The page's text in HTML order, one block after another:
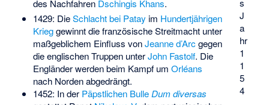
J
a
hr
1
1
5
4
des Nachfahren Dschingis Khans.
1429: DieSchlacht bei Patay im Hundertjährigen
Krieggewinnt die französische Streitmacht unter
maßgeblichem Einfluss vonJeanne d’Arcgegen
die englischen Truppen unterJohn Fastolf. Die
Engländer werden beim Kampf um Orléans
nach Norden abgedrängt.
1452: In der Päpstlichen Bulle Dum diversas